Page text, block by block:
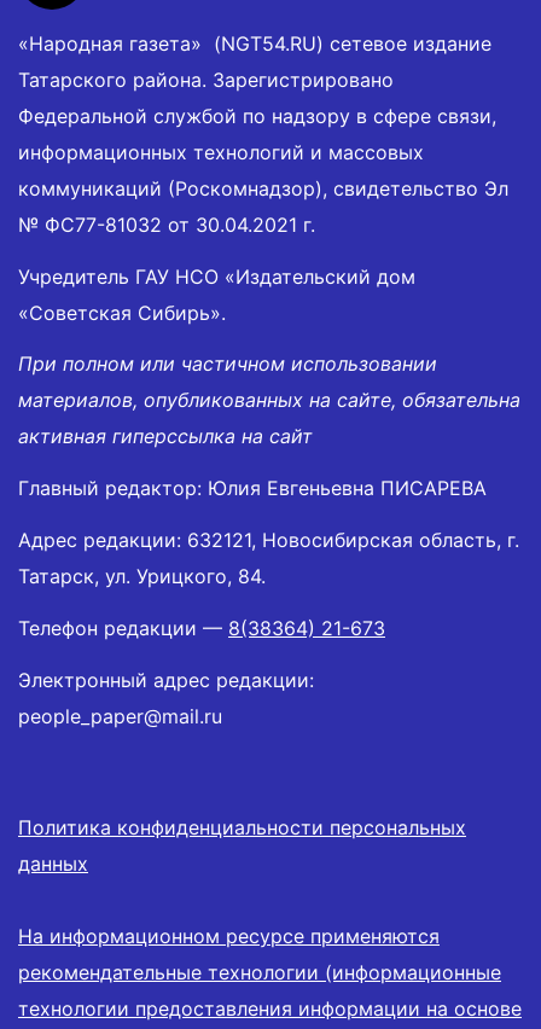
«Народная газета» (NGT54.RU) сетевое издание
Татарского района. Зарегистрировано
Федеральной службой по надзору в сфере связи,
информационных технологий и массовых
коммуникаций (Роскомнадзор), свидетельство Эл
№ ФС77-81032 от 30.04.2021 г.
Учредитель ГАУ НСО «Издательский дом
«Советская Сибирь».
При полном или частичном использовании
материалов, опубликованных на сайте, обязательна
активная гиперссылка на сайт
Главный редактор: Юлия Евгеньевна ПИСАРЕВА
Адрес редакции: 632121, Новосибирская область, г.
Татарск, ул. Урицкого, 84.
Телефон редакции — 8(38364) 21-673
Электронный адрес редакции:
people_paper@mail.ru
Политика конфиденциальности персональных
данных
На информационном ресурсе применяются
рекомендательные технологии (информационные
технологии предоставления информации на основе